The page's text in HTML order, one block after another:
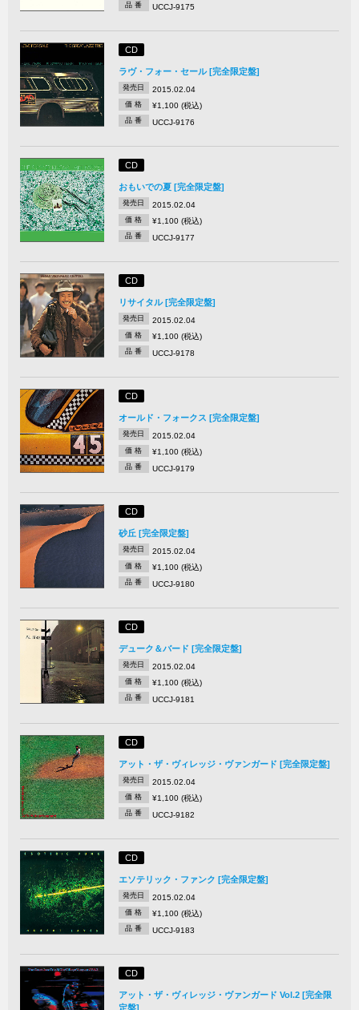
品 番 UCCJ-9175
CD
ラヴ・フォー・セール [完全限定盤]
発売日 2015.02.04
価 格 ¥1,100 (税込)
品 番 UCCJ-9176
CD
おもいでの夏 [完全限定盤]
発売日 2015.02.04
価 格 ¥1,100 (税込)
品 番 UCCJ-9177
CD
リサイタル [完全限定盤]
発売日 2015.02.04
価 格 ¥1,100 (税込)
品 番 UCCJ-9178
CD
オールド・フォークス [完全限定盤]
発売日 2015.02.04
価 格 ¥1,100 (税込)
品 番 UCCJ-9179
CD
砂丘 [完全限定盤]
発売日 2015.02.04
価 格 ¥1,100 (税込)
品 番 UCCJ-9180
CD
デューク＆バード [完全限定盤]
発売日 2015.02.04
価 格 ¥1,100 (税込)
品 番 UCCJ-9181
CD
アット・ザ・ヴィレッジ・ヴァンガード [完全限定盤]
発売日 2015.02.04
価 格 ¥1,100 (税込)
品 番 UCCJ-9182
CD
エソテリック・ファンク [完全限定盤]
発売日 2015.02.04
価 格 ¥1,100 (税込)
品 番 UCCJ-9183
CD
アット・ザ・ヴィレッジ・ヴァンガード Vol.2 [完全限
定盤]